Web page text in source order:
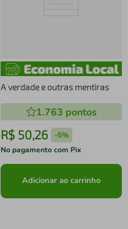
A verdade e outras mentiras
1.763 pontos
R$ 50,26 -5%
No pagamento com Pix
Adicionar ao carrinho